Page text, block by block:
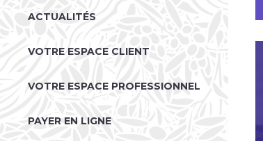
ACTUALITÉS
VOTRE ESPACE CLIENT
VOTRE ESPACE PROFESSIONNEL
PAYER EN LIGNE